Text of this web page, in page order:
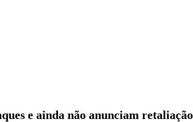
e ainda não anunciam retaliação